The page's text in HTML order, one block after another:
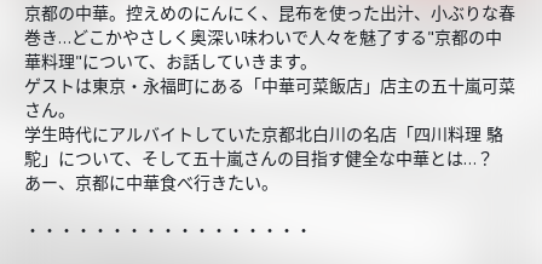
京都の中華。控えめのにんにく、昆布を使った出汁、小ぶりな春
巻き…どこかやさしく奥深い味わいで人々を魅了する"京都の中
華料理"について、お話していきます。
ゲストは東京・永福町にある「中華可菜飯店」店主の五十嵐可菜
さん。
学生時代にアルバイトしていた京都北白川の名店「四川料理 駱
駝」について、そして五十嵐さんの目指す健全な中華とは…？
あー、京都に中華食べ行きたい。
・・・・・・・・・・・・・・・・・